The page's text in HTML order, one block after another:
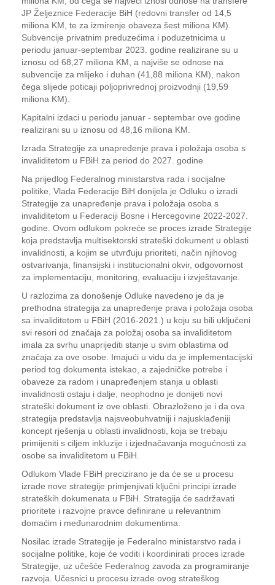
JP Željeznice Federacije BiH (redovni transfer od 14,5
miliona KM, te za izmirenje obaveza šest miliona KM).
Subvencije privatnim preduzećima i poduzetnicima u
periodu januar-septembar 2023. godine realizirane su u
iznosu od 68,27 miliona KM, a najviše se odnose na
subvencije za mlijeko i duhan (41,88 miliona KM), nakon
čega slijede poticaji poljoprivrednoj proizvodnji (19,59
miliona KM).
Kapitalni izdaci u periodu januar - septembar ove godine
realizirani su u iznosu od 48,16 miliona KM.
Izrada Strategije za unapređenje prava i položaja osoba s
invaliditetom u FBiH za period do 2027. godine
Na prijedlog Federalnog ministarstva rada i socijalne
politike, Vlada Federacije BiH donijela je Odluku o izradi
Strategije za unapređenje prava i položaja osoba s
invaliditetom u Federaciji Bosne i Hercegovine 2022-2027.
godine. Ovom odlukom pokreće se proces izrade Strategije
koja predstavlja multisektorski strateški dokument u oblasti
invalidnosti, a kojim se utvrđuju prioriteti, način njihovog
ostvarivanja, finansijski i institucionalni okvir, odgovornost
za implementaciju, monitoring, evaluaciju i izvještavanje.
U razlozima za donošenje Odluke navedeno je da je
prethodna strategija za unapređenje prava i položaja osoba
sa invaliditetom u FBiH (2016-2021.) u koju su bili uključeni
svi resori od značaja za položaj osoba sa invaliditetom
imala za svrhu unaprijediti stanje u svim oblastima od
značaja za ove osobe. Imajući u vidu da je implementacijski
period tog dokumenta istekao, a zajedničke potrebe i
obaveze za radom i unapređenjem stanja u oblasti
invalidnosti ostaju i dalje, neophodno je donijeti novi
strateški dokument iz ove oblasti. Obrazloženo je i da ova
strategija predstavlja najsveobuhvatniji i najusklađeniji
koncept rješenja u oblasti invalidnosti, koja se trebaju
primijeniti s ciljem inkluzije i izjednačavanja mogućnosti za
osobe sa invaliditetom u FBiH.
Odlukom Vlade FBiH precizirano je da će se u procesu
izrade nove strategije primjenjivati ključni principi izrade
strateških dokumenata u FBiH. Strategija će sadržavati
prioritete i razvojne pravce definirane u relevantnim
domaćim i međunarodnim dokumentima.
Nosilac izrade Strategije je Federalno ministarstvo rada i
socijalne politike, koje će voditi i koordinirati proces izrade
Strategije, uz učešće Federalnog zavoda za programiranje
razvoja. Učesnici u procesu izrade ovog strateškog